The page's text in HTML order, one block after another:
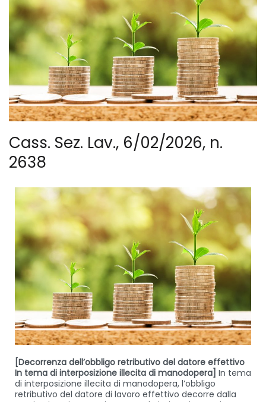
Cass. Sez. Lav., 6/02/2026, n.
2638
[Decorrenza dell’obbligo retributivo del datore effettivo
In tema di interposizione illecita di manodopera] In tema
di interposizione illecita di manodopera, l’obbligo
retributivo del datore di lavoro effettivo decorre dalla